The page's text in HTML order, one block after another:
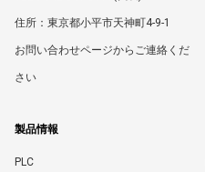
住所：東京都小平市天神町4-9-1
お問い合わせページからご連絡くだ
さい
製品情報
PLC